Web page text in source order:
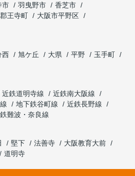
市 羽曳野市
香芝市
王寺町
大阪市平野区
西 旭ケ丘 大県 平野
玉手町
近鉄道明寺線
近鉄南大阪線
地下鉄谷町線
近鉄長野線
難波・奈良線
堅下 法善寺
大阪教育大前
道明寺